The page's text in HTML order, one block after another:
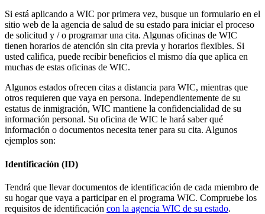
Si está aplicando a WIC por primera vez, busque un formulario en el
sitio web de la agencia de salud de su estado para iniciar el proceso
de solicitud y / o programar una cita. Algunas oficinas de WIC
tienen horarios de atención sin cita previa y horarios flexibles. Si
usted califica, puede recibir beneficios el mismo día que aplica en
muchas de estas oficinas de WIC.
Algunos estados ofrecen citas a distancia para WIC, mientras que
otros requieren que vaya en persona. Independientemente de su
estatus de inmigración, WIC mantiene la confidencialidad de su
información personal. Su oficina de WIC le hará saber qué
información o documentos necesita tener para su cita. Algunos
ejemplos son:
Identificación (ID)
Tendrá que llevar documentos de identificación de cada miembro de
su hogar que vaya a participar en el programa WIC. Compruebe los
requisitos de identificación con la agencia WIC de su estado.